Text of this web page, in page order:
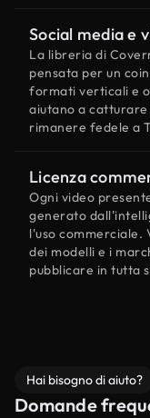
Social media e
La libreria di
pensata per un
formati verticali e
aiutano a
rimanere fedele a
Licenza
Ogni video
generato
l'uso commerciale.
dei modelli e i
pubblicare in tutta
Hai bisogno di aiuto?
Domande